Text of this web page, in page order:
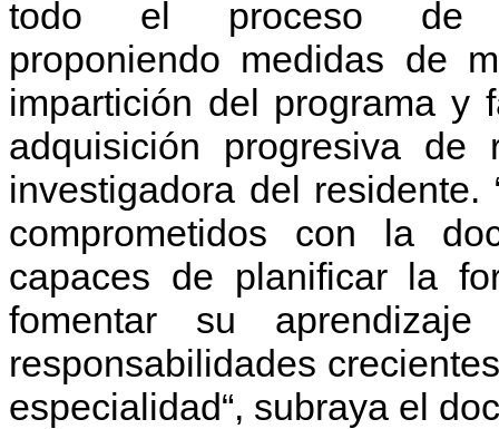
todo el proceso de
proponiendo medidas de
impartición del programa y
adquisición progresiva de
investigadora del
comprometidos con la
capaces de planificar la
fomentar su
responsabilidades
especialidad“, subraya el